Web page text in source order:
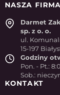
NASZA FIRMA
Darmet
sp. z o. o.
ul.
15-197
Godziny
Pon. - Pt.:
Sob.:
KONTAKT